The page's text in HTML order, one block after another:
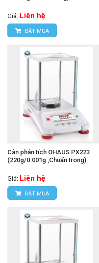
Giá: Liên hệ
ĐẶT MUA
Cân phân tích OHAUS PX223
(220g/0.001g ,Chuấn trong)
Giá: Liên hệ
ĐẶT MUA